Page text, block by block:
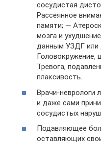
сосудистая
Рассеянное
памяти; —
мозга и
данным УЗДГ или
Головокружение,
Тревога,
плаксивость.
Врачи-неврологи
и даже сами
сосудистых
Подавляющее
оставляющих